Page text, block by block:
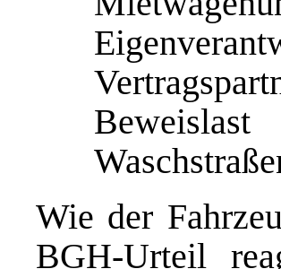
Wie der
BGH-Urteil